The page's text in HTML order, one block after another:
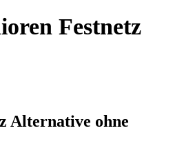
Festnetz
Alternative ohne